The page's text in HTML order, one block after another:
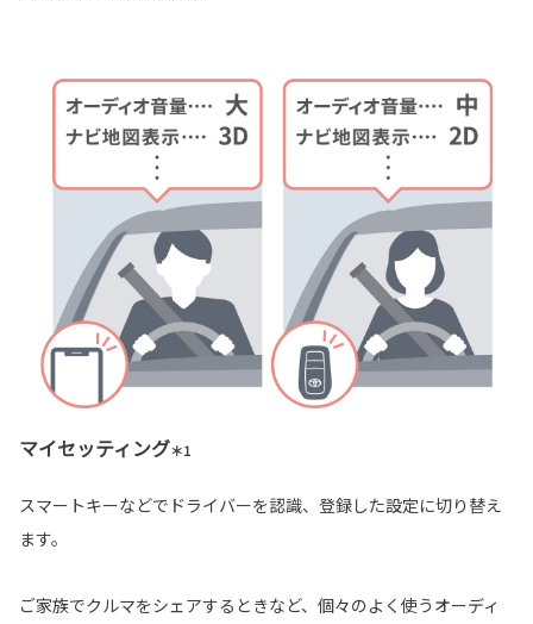
マイセッティング＊1
スマートキーなどでドライバーを認識、登録した設定に切り替え
ます。
ご家族でクルマをシェアするときなど、個々のよく使うオーディ